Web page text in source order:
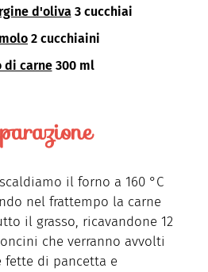
d'oliva 3 cucchiai
2 cucchiaini
di carne 300 ml
il forno a 160 °C
nel frattempo la carne
il grasso, ricavandone 12
che verranno avvolti
fette di pancetta e